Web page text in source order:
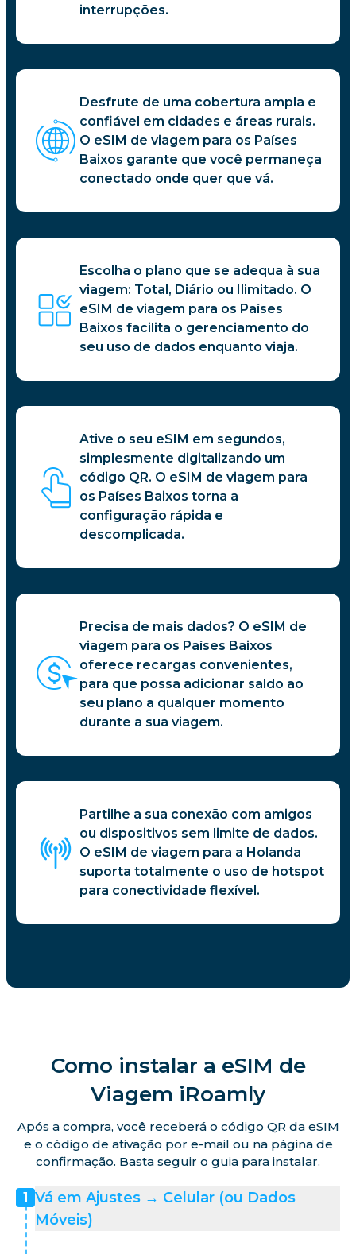
interrupções.
Desfrute de uma cobertura ampla e
confiável em cidades e áreas rurais.
O eSIM de viagem para os Países
Baixos garante que você permaneça
conectado onde quer que vá.
Escolha o plano que se adequa à sua
viagem: Total, Diário ou Ilimitado. O
eSIM de viagem para os Países
Baixos facilita o gerenciamento do
seu uso de dados enquanto viaja.
Ative o seu eSIM em segundos,
simplesmente digitalizando um
código QR. O eSIM de viagem para
os Países Baixos torna a
configuração rápida e
descomplicada.
Precisa de mais dados? O eSIM de
viagem para os Países Baixos
oferece recargas convenientes,
para que possa adicionar saldo ao
seu plano a qualquer momento
durante a sua viagem.
Partilhe a sua conexão com amigos
ou dispositivos sem limite de dados.
O eSIM de viagem para a Holanda
suporta totalmente o uso de hotspot
para conectividade flexível.
Como instalar a eSIM de
Viagem iRoamly
Após a compra, você receberá o código QR da eSIM
e o código de ativação por e-mail ou na página de
confirmação. Basta seguir o guia para instalar.
1 Vá em Ajustes → Celular (ou Dados
Móveis)